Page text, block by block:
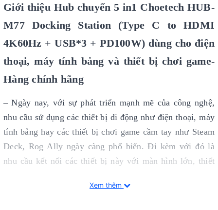
Giới thiệu Hub chuyển 5 in1 Choetech HUB-
M77 Docking Station (Type C to HDMI
4K60Hz + USB*3 + PD100W) dùng cho điện
thoại, máy tính bảng và thiết bị chơi game-
Hàng chính hãng
– Ngày nay, với sự phát triển mạnh mẽ của công nghệ,
nhu cầu sử dụng các thiết bị di động như điện thoại, máy
tính bảng hay các thiết bị chơi game cầm tay như Steam
Deck, Rog Ally ngày càng phổ biến. Đi kèm với đó là
nhu cầu kết nối các thiết bị này với màn hình lớn, thiết
trình sử dụng. Hiểu được điều này, Choetech đã cho ra
Xem thêm